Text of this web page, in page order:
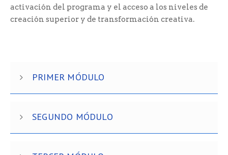
activación del programa y el acceso a los niveles de
creación superior y de transformación creativa.
PRIMER MÓDULO
SEGUNDO MÓDULO